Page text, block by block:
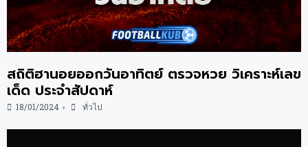
สถิติฮานอยออกวันอาทิตย์ ตรวจหวย วิเคราะห์เลข
เด็ด ประจำสัปดาห์
18/01/2024 • ทั่วไป